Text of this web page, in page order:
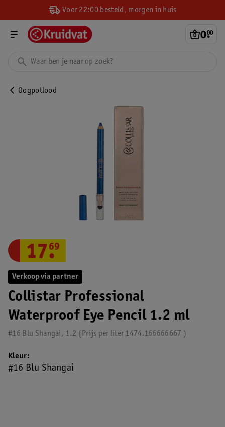
Voor 22:00 besteld, morgen in huis
0.
00
Oogpotlood
Verkoop via partner
Collistar Professional
Waterproof Eye Pencil 1.2 ml
#16 Blu Shangai, 1.2 1474.166666667
Prijs per liter
17.
69
Kleur
#16 Blu Shangai